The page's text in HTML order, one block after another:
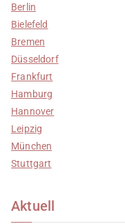
Berlin
Bielefeld
Bremen
Düsseldorf
Frankfurt
Hamburg
Hannover
Leipzig
München
Stuttgart
Aktuell